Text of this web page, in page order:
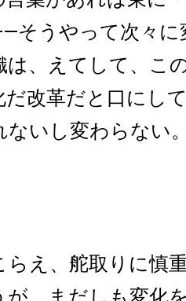
そうやって次々に
は、えてして、こ
だ改革だと口にし
ないし変わらない
らえ、舵取りに慎
が、まだしも変化